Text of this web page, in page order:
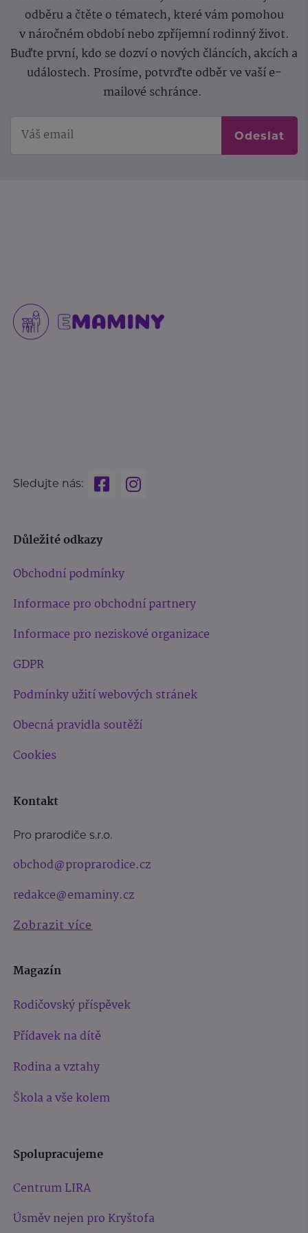
odběru a čtěte o tématech, které vám pomohou
v náročném období nebo zpříjemní rodinný život.
Buďte první, kdo se dozví o nových článcích, akcích a
událostech. Prosíme, potvrďte odběr ve vaší e-
mailové schránce.
Odeslat
Sledujte nás:
Důležité odkazy
Obchodní podmínky
Informace pro obchodní partnery
Informace pro neziskové organizace
GDPR
Podmínky užití webových stránek
Obecná pravidla soutěží
Cookies
Kontakt
Pro prarodiče s.r.o.
obchod@proprarodice.cz
redakce@emaminy.cz
Zobrazit více
Magazín
Rodičovský příspěvek
Přídavek na dítě
Rodina a vztahy
Škola a vše kolem
Spolupracujeme
Centrum LIRA
Úsměv nejen pro Kryštofa